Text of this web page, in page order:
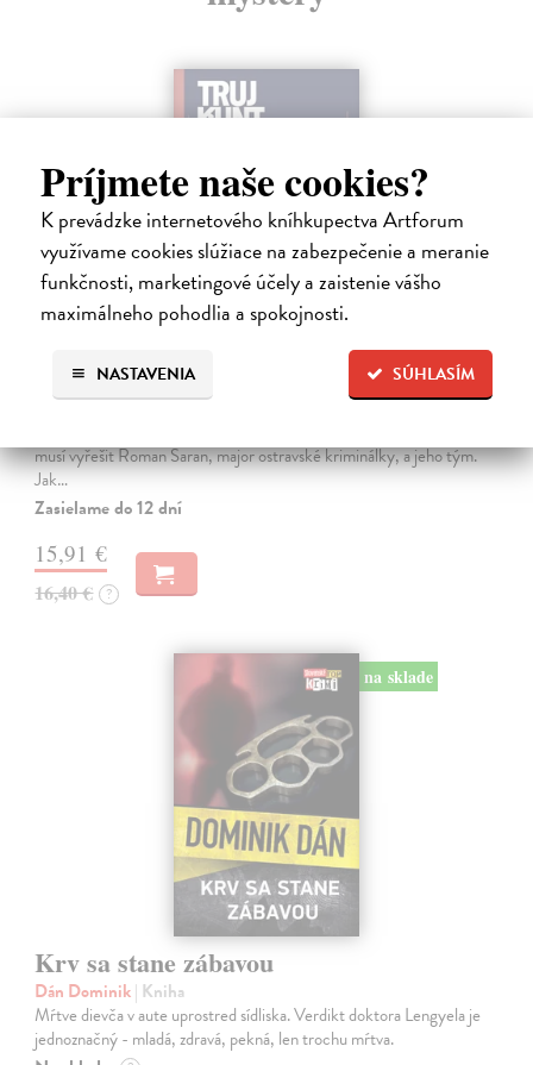
Príjmete naše cookies?
K prevádzke internetového kníhkupectva Artforum
využívame cookies slúžiace na zabezpečenie a meranie
funkčnosti, marketingové účely a zaistenie vášho
maximálneho pohodlia a spokojnosti.
SÚHLASÍM
NASTAVENIA
Sagitarius Petr| Kniha
Tramwaj Cafe je kavárna v polském Těšíně a zároveň místo, kde se
musí vyřešit Roman Saran, major ostravské kriminálky, a jeho tým.
Jak…
Zasielame do 12 dní
15,91 €
16,40 € ?
na sklade
Krv sa stane zábavou
Dán Dominik| Kniha
Mŕtve dievča v aute uprostred sídliska. Verdikt doktora Lengyela je
jednoznačný - mladá, zdravá, pekná, len trochu mŕtva.